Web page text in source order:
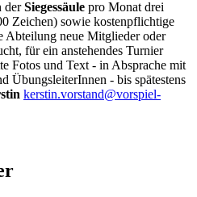
derSiegessäule pro Monat drei
Zeichen) sowie kostenpflichtige
Abteilung neue Mitglieder oder
für ein anstehendes Turnier
Fotos und Text ‑ in Absprache mit
ÜbungsleiterInnen - bis spätestens
kerstin.vorstand@vorspiel-